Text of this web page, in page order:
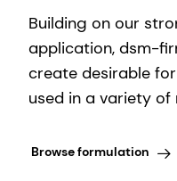
Building on our
application, dsm-
create desirable
used in a variety
Browse formulation